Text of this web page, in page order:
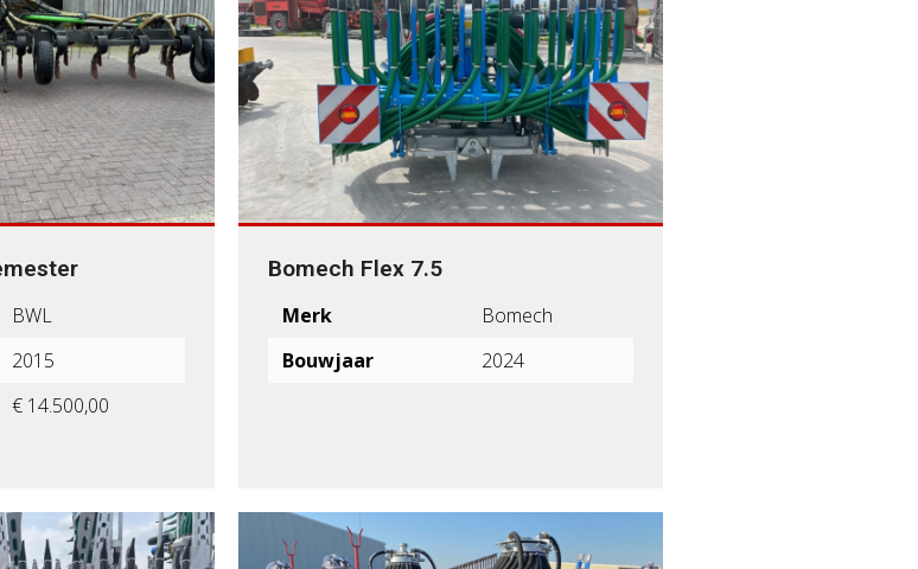
BWL
2015
€ 14.500,00
Bomech Flex 7.5
Merk
Bomech
Bouwjaar
2024